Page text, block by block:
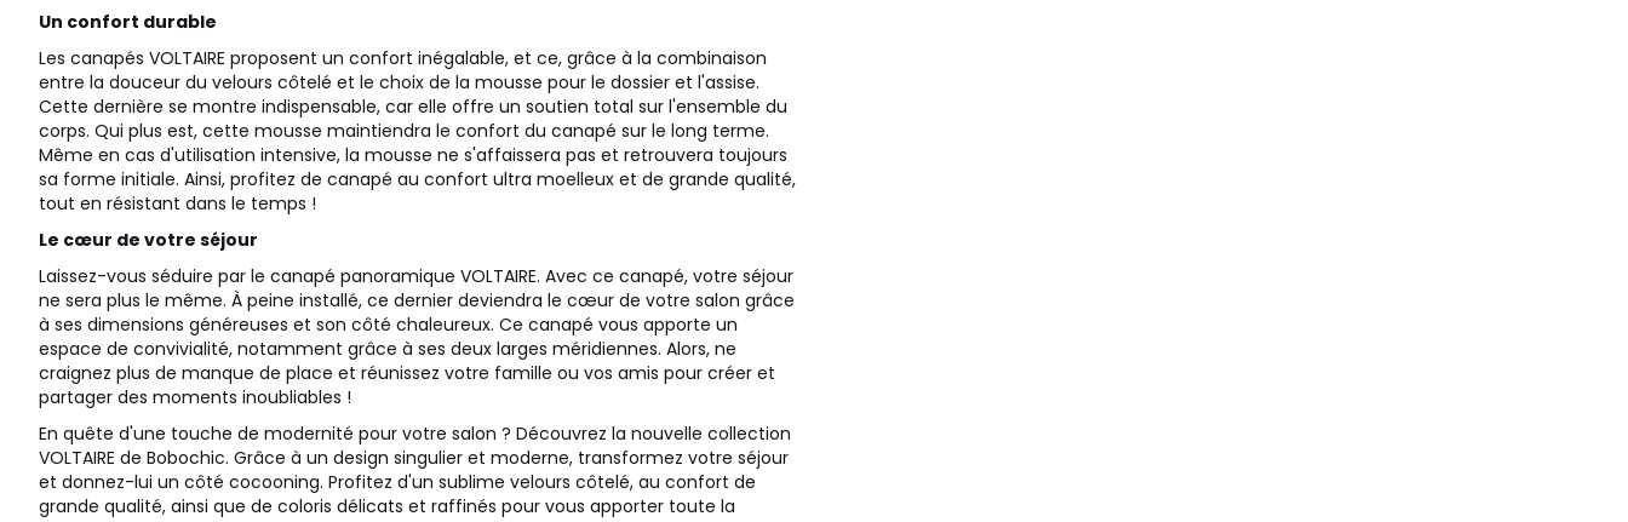
Un confort durable
Les canapés VOLTAIRE proposent un confort inégalable, et ce, grâce à la combinaison
entre la douceur du velours côtelé et le choix de la mousse pour le dossier et l'assise.
Cette dernière se montre indispensable, car elle offre un soutien total sur l'ensemble du
corps. Qui plus est, cette mousse maintiendra le confort du canapé sur le long terme.
Même en cas d'utilisation intensive, la mousse ne s'affaissera pas et retrouvera toujours
sa forme initiale. Ainsi, profitez de canapé au confort ultra moelleux et de grande qualité,
tout en résistant dans le temps !
Le cœur de votre séjour
Laissez-vous séduire par le canapé panoramique VOLTAIRE. Avec ce canapé, votre séjour
ne sera plus le même. À peine installé, ce dernier deviendra le cœur de votre salon grâce
à ses dimensions généreuses et son côté chaleureux. Ce canapé vous apporte un
espace de convivialité, notamment grâce à ses deux larges méridiennes. Alors, ne
craignez plus de manque de place et réunissez votre famille ou vos amis pour créer et
partager des moments inoubliables !
En quête d'une touche de modernité pour votre salon ? Découvrez la nouvelle collection
VOLTAIRE de Bobochic. Grâce à un design singulier et moderne, transformez votre séjour
et donnez-lui un côté cocooning. Profitez d'un sublime velours côtelé, au confort de
grande qualité, ainsi que de coloris délicats et raffinés pour vous apporter toute la